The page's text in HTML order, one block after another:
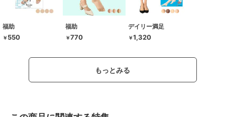
福助
￥ 550
福助
￥770
デイリー満足
￥1,320
もっとみる